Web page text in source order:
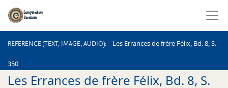
REFERENCE (TEXT, IMAGE, AUDIO) Les Errances de frère Félix, Bd. 8, S.
350
REFERENCE (TEXT, IMAGE, AUDIO)
Les Errances de frère Félix, Bd. 8, S.